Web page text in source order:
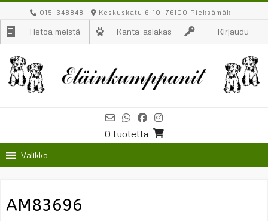
to
content
015-348848 Keskuskatu 6-10, 76100 Pieksämäki
Tietoa meistä Kanta-asiakas Kirjaudu
0 tuotetta
Valikko
AM83696